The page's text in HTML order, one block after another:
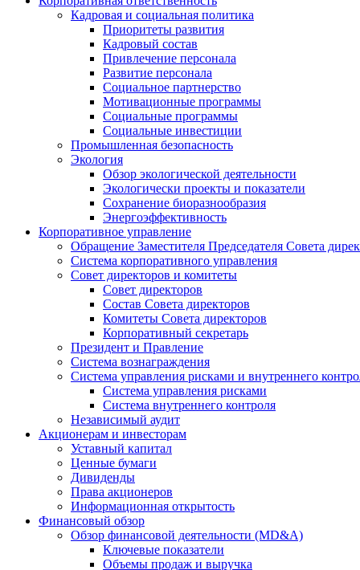
Кадровая и социальная политика
Приоритеты развития
Кадровый состав
Привлечение персонала
Развитие персонала
Социальное партнерство
Мотивационные программы
Социальные программы
Социальные инвестиции
Промышленная безопасность
Экология
Обзор экологической деятельности
Экологически проекты и показатели
Сохранение биоразнообразия
Энергоэффективность
Корпоративное управление
Обращение Заместителя Председателя Совета
Система корпоративного управления
Совет директоров и комитеты
Совет директоров
Состав Совета директоров
Комитеты Совета директоров
Корпоративный секретарь
Президент и Правление
Система вознаграждения
Система управления рисками и внутреннего
Система управления рисками
Система внутреннего контроля
Независимый аудит
Акционерам и инвесторам
Уставный капитал
Ценные бумаги
Дивиденды
Права акционеров
Информационная открытость
Финансовый обзор
Обзор финансовой деятельности (MD&A)
Ключевые показатели
Объемы продаж и выручка